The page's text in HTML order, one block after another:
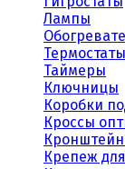
Лампы
Термостаты
Таймеры
Ключницы
Коробки
Кроссы
Крепеж